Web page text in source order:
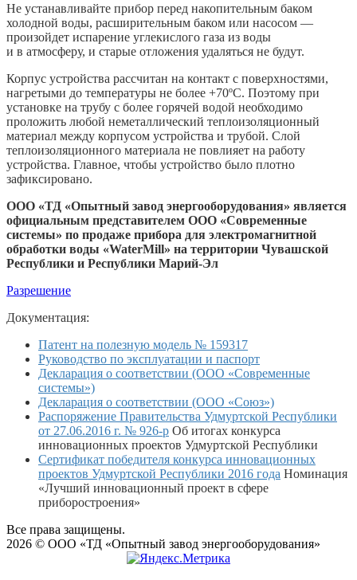
Не устанавливайте прибор перед накопительным баком
холодной воды, расширительным баком или насосом —
произойдет испарение углекислого газа из воды
и в атмосферу, и старые отложения удаляться не будут.
Корпус устройства рассчитан на контакт с поверхностями,
нагретыми до температуры не более +70ºС. Поэтому при
установке на трубу с более горячей водой необходимо
проложить любой неметаллический теплоизоляционный
материал между корпусом устройства и трубой. Слой
теплоизоляционного материала не повлияет на работу
устройства. Главное, чтобы устройство было плотно
зафиксировано.
ООО «ТД «Опытный завод энергооборудования» является
официальным представителем ООО «Современные
системы» по продаже прибора для электромагнитной
обработки воды «WaterMill» на территории Чувашской
Республики и Республики Марий-Эл
Разрешение
Документация:
Патент на полезную модель № 159317
Руководство по эксплуатации и паспорт
Декларация о соответствии (ООО «Современные
системы»)
Декларация о соответствии (ООО «Союз»)
Распоряжение Правительства Удмуртской Республики
от 27.06.2016 г. № 926-р Об итогах конкурса
инновационных проектов Удмуртской Республики
Сертификат победителя конкурса инновационных
проектов Удмуртской Республики 2016 года Номинация
«Лучший инновационный проект в сфере
приборостроения»
Все права защищены.
2026 © ООО «ТД «Опытный завод энергооборудования»